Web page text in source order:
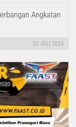
Angkatan
22 JULI 2024